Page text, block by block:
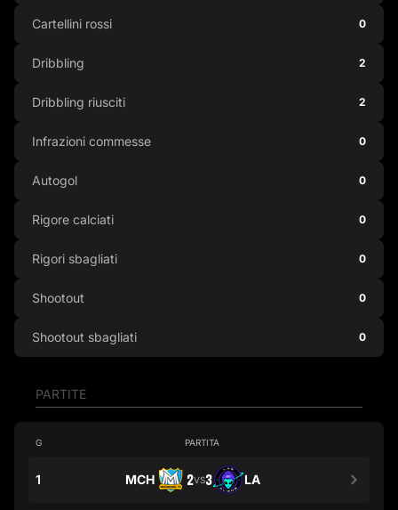
PARTITE
G PARTITA
1 MCH 2VS3 LA
Cartellini rossi 0
Dribbling 2
Dribbling riusciti 2
Infrazioni commesse 0
Autogol 0
Rigore calciati 0
Rigori sbagliati 0
Shootout 0
Shootout sbagliati 0